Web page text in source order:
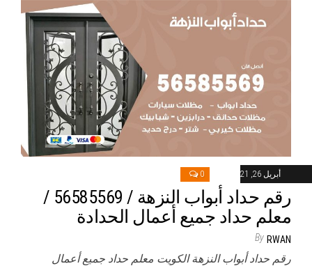
أبريل 26, 2021 0
رقم حداد أبواب النزهة / 56585569 /
معلم حداد جميع أعمال الحدادة
By RWAN
رقم حداد أبواب النزهة الكويت معلم حداد جميع أعمال